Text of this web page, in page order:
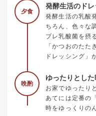
夕食
発酵生活のド
発酵生活の乳酸
ちろん、色々な
ブレ乳酸菌を摂
「かつおのたた
ドレッシング」
晩酌
ゆったりとし
お家でゆったり
あてには定番の
時をゆっくりの